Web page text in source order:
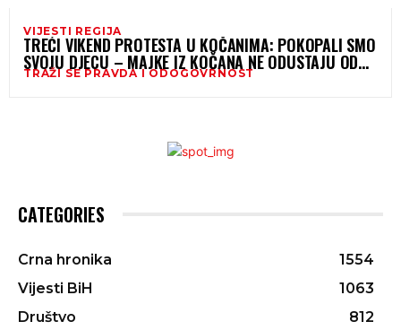
VIJESTI REGIJA
TREĆI VIKEND PROTESTA U KOČANIMA: POKOPALI SMO
SVOJU DJECU – MAJKE IZ KOČANA NE ODUSTAJU OD
PRAVDE
TRAŽI SE PRAVDA I ODOGOVRNOST
CATEGORIES
Crna hronika
1554
Vijesti BiH
1063
Društvo
812